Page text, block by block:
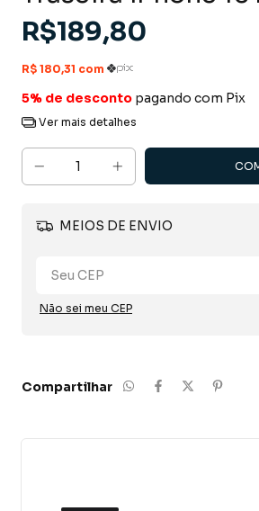
R$189,80
5% de desconto pagando com Pix
Ver mais detalhes
MEIOS DE ENVIO
Não sei meu CEP
Compartilhar